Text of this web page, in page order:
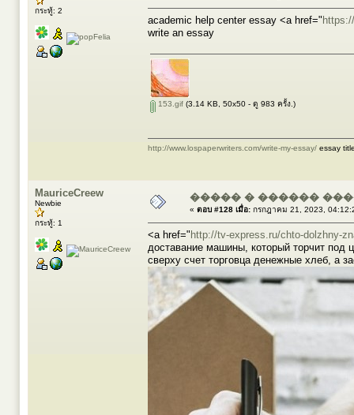
กระทู้: 2
academic help center essay <a href="
write an essay
153.gif (3.14 KB, 50x50 - ดู 983 ครั้ง.)
http://www.lospaperwriters.com/write-my-essay/ essay
MauriceCreew
Newbie
กระทู้: 1
����� � ������
« ตอบ #128 เมื่อ: กรกฎาคม 21, 2023,
<a href=" http://tv-express.ru/chto-dolzhny-
доставание машины, который торчит под
сверху счет торговца денежные хлеб, а